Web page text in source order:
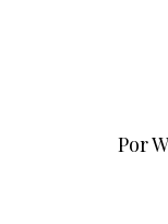
Por